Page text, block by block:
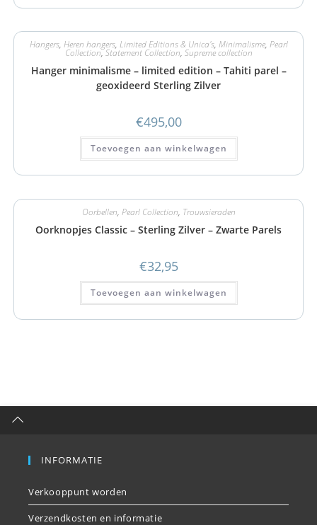
Hangers, Heren hangers, Limited Editions & Unica's, Minimalisme, Pearl
Collection,Statement Collection, Supreme collection
Hanger minimalisme – limited edition – Tahiti parel –
geoxideerd Sterling Zilver
€495,00
Toevoegen aan winkelwagen
Oorbellen, Pearl Collection, Trouwsieraden
Oorknopjes Classic – Sterling Zilver – Zwarte Parels
€32,95
Toevoegen aan winkelwagen
INFORMATIE
Verkooppunt worden
Verzendkosten en informatie